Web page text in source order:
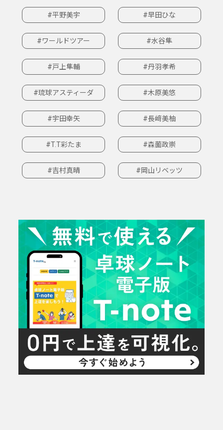
#平野美宇 #早田ひな
#ワールドツアー #水谷隼
#戸上隼輔 #丹羽孝希
#琉球アスティーダ #木原美悠
#宇田幸矢 #長﨑美柚
#T.T彩たま #森薗政崇
#吉村真晴 #岡山リベッツ